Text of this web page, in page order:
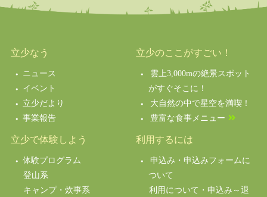
立少なう
ニュース
イベント
立少だより
事業報告
立少のここがすごい！
雲上3,000mの絶景スポット
がすぐそこに！
大自然の中で星空を満喫！
豊富な食事メニュー
立少で体験しよう
体験プログラム
登山系
キャンプ・炊事系
利用するには
申込み・申込みフォームに
ついて
利用について・申込み～退